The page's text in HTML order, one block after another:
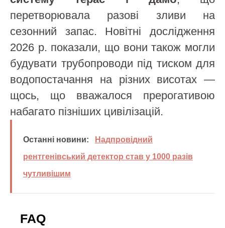
перетворювала разові зливи на
сезонний запас. Новітні дослідження
2026 р. показали, що вони також могли
будувати трубопроводи під тиском для
водопостачання на різних висотах —
щось, що вважалося прерогативою
набагато пізніших цивілізацій.
Останні новини:
Надпровідний
рентгенівський детектор став у 1000 разів
чутливішим
FAQ